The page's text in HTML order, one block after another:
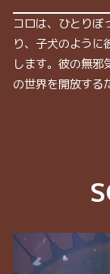
コロは、ひとりぼ
り、子犬のように
します。彼の無邪
の世界を開放する